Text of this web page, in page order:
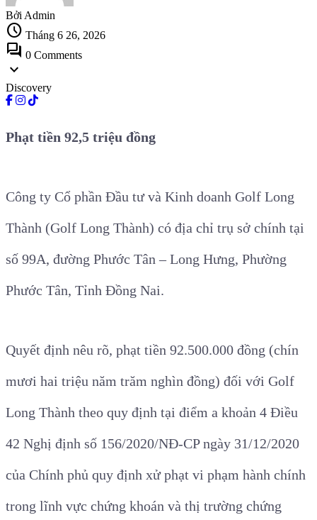
Bởi Admin
schedule Tháng 6 26, 2026
forum 0 Comments
expand_more
Discovery
Phạt tiền 92,5 triệu đồng
Công ty Cổ phần Đầu tư và Kinh doanh Golf Long
Thành (Golf Long Thành) có địa chỉ trụ sở chính tại
số 99A, đường Phước Tân – Long Hưng, Phường
Phước Tân, Tỉnh Đồng Nai.
Quyết định nêu rõ, phạt tiền 92.500.000 đồng (chín
mươi hai triệu năm trăm nghìn đồng) đối với Golf
Long Thành theo quy định tại điểm a khoản 4 Điều
42 Nghị định số 156/2020/NĐ-CP ngày 31/12/2020
của Chính phủ quy định xử phạt vi phạm hành chính
trong lĩnh vực chứng khoán và thị trường chứng